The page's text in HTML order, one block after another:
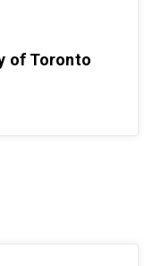
of Toronto